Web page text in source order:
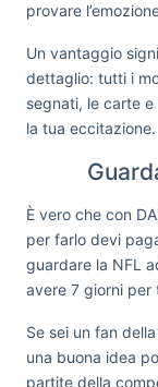
provare
Un vantaggio
dettaglio: tutti i
segnati, le carte
la tua eccitazione.
È vero che con
per farlo devi
guardare la NFL
avere 7 giorni per
Se sei un fan
una buona idea
partite della